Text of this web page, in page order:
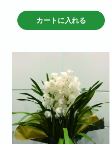
の金粉などを施した見た目も豪
華な商品です!カートに入れる